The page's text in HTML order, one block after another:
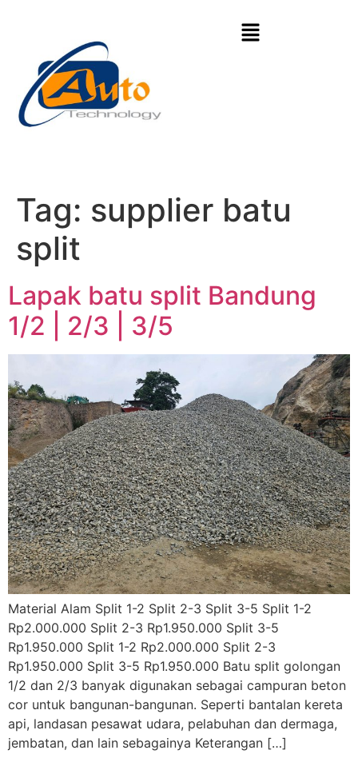
Tag: supplier batu
split
Lapak batu split Bandung
1/2 | 2/3 | 3/5
Material Alam Split 1-2 Split 2-3 Split 3-5 Split 1-2
Rp2.000.000 Split 2-3 Rp1.950.000 Split 3-5
Rp1.950.000 Split 1-2 Rp2.000.000 Split 2-3
Rp1.950.000 Split 3-5 Rp1.950.000 Batu split golongan
1/2 dan 2/3 banyak digunakan sebagai campuran beton
cor untuk bangunan-bangunan. Seperti bantalan kereta
api, landasan pesawat udara, pelabuhan dan dermaga,
jembatan, dan lain sebagainya Keterangan […]